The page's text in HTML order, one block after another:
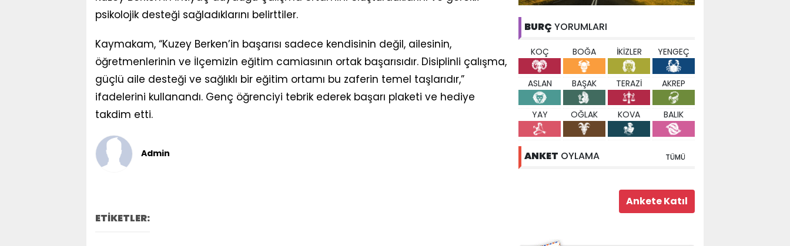
psikolojik desteği sağladıklarını belirttiler.
Kaymakam, “Kuzey Berken’in başarısı sadece kendisinin değil, ailesinin,
öğretmenlerinin ve İlçemizin eğitim camiasının ortak başarısıdır. Disiplinli çalışma,
güçlü aile desteği ve sağlıklı bir eğitim ortamı bu zaferin temel taşlarıdır,”
ifadelerini kullanandı. Genç öğrenciyi tebrik ederek başarı plaketi ve hediye
takdim etti.
Admin
ETİKETLER:
BURÇ YORUMLARI
KOÇ BOĞA İKİZLER YENGEÇ
ASLAN BAŞAK TERAZİ AKREP
YAY OĞLAK KOVA BALIK
ANKET OYLAMA TÜMÜ